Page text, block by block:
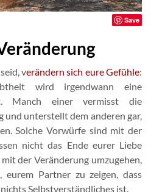
Save
verändern sich eure Gefühle:
wird irgendwann eine
Manch einer vermisst die
und unterstellt dem anderen gar,
Solche Vorwürfe sind mit der
nicht das Ende eurer Liebe
der Veränderung umzugehen,
eurem Partner zu zeigen, dass
Selbstverständliches ist.